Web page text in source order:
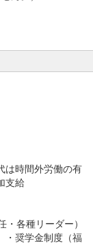
は時間外労働の有
支給
各種リーダー）
・奨学金制度（福